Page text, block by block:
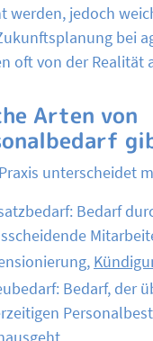
werden, jedoch
bei
oft von der Realität
Arten von
unterscheidet
Bedarf
Bedarf, der